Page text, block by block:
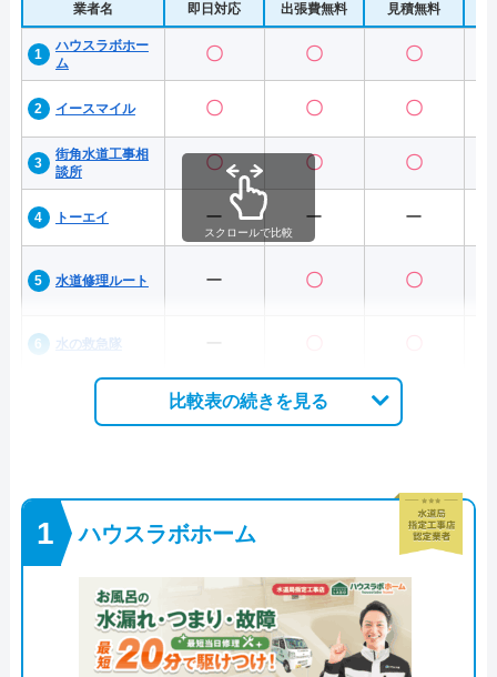
業者名 即日対応 出張費無料 見積無料
ハウスラボホー
ム
〇 〇 〇
イースマイル 〇 〇 〇
街角水道工事相
談所
〇 〇 〇
トーエイ ー ー ー
水道修理ルート ー 〇 〇
水の救急隊
スクロールで比較
比較表の続きを見る
ハウスラボホーム